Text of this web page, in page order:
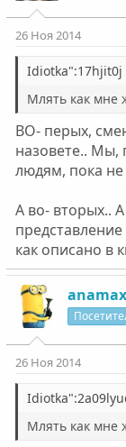
26 Ноя 2014
Idiotka":17hjit0j
Млять как мне
ВО- перых,
назовете..
людям, пока
А во- вторых.. А
как описано в
anamax
26 Ноя 2014
Млять как мне